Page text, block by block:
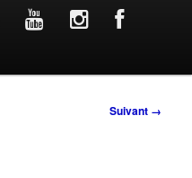
Suivant →